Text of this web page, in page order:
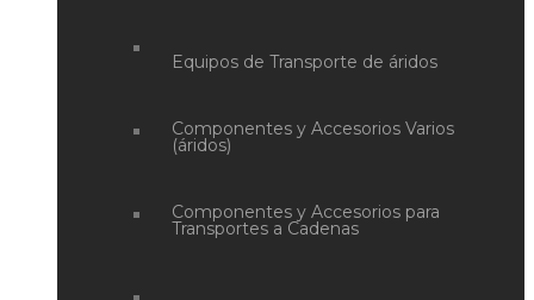
Equipos de Transporte de áridos
Componentes y Accesorios Varios
(áridos)
Componentes y Accesorios para
Transportes a Cadenas